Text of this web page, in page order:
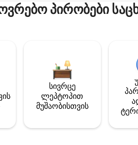
პირობები
სივრცე
ლეპტოპით
მუშაობისთვის